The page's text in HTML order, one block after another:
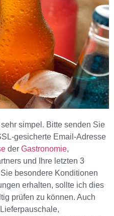
simpel. Bitte senden Sie
gesicherte Email-Adresse
der Gastronomie,
und Ihre letzten 3
besondere Konditionen
erhalten, sollte ich dies
prüfen zu können. Auch